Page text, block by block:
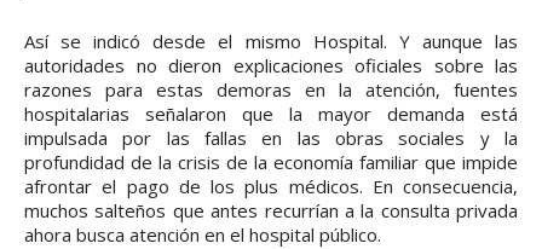
Así se indicó desde el mismo Hospital. Y aunque las
autoridades no dieron explicaciones oficiales sobre las
razones para estas demoras en la atención, fuentes
hospitalarias señalaron que la mayor demanda está
impulsada por las fallas en las obras sociales y la
profundidad de la crisis de la economía familiar que impide
afrontar el pago de los plus médicos. En consecuencia,
muchos salteños que antes recurrían a la consulta privada
ahora busca atención en el hospital público.